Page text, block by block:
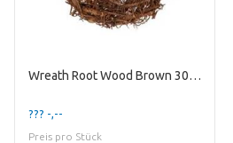
Wreath Root Wood Brown 30cm Nm
??? -,--
Preis pro Stück